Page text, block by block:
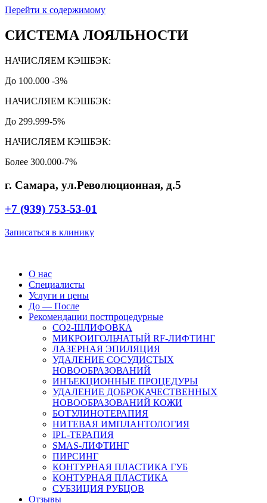
Перейти к содержимому
СИСТЕМА ЛОЯЛЬНОСТИ
НАЧИСЛЯЕМ КЭШБЭК:
До 100.000 -3%
НАЧИСЛЯЕМ КЭШБЭК:
До 299.999-5%
НАЧИСЛЯЕМ КЭШБЭК:
Более 300.000-7%
г. Самара, ул.Революционная, д.5
+7 (939) 753-53-01
Записаться в клинику
О нас
Специалисты
Услуги и цены
До — После
Рекомендации постпроцедурные
СO2-ШЛИФОВКА
МИКРОИГОЛЬЧАТЫЙ RF-ЛИФТИНГ
ЛАЗЕРНАЯ ЭПИЛЯЦИЯ
УДАЛЕНИЕ СОСУДИСТЫХ
НОВООБРАЗОВАНИЙ
ИНЪЕКЦИОННЫЕ ПРОЦЕДУРЫ
УДАЛЕНИЕ ДОБРОКАЧЕСТВЕННЫХ
НОВООБРАЗОВАНИЙ КОЖИ
БОТУЛИНОТЕРАПИЯ
НИТЕВАЯ ИМПЛАНТОЛОГИЯ
IPL-ТЕРАПИЯ
SMAS-ЛИФТИНГ
ПИРСИНГ
КОНТУРНАЯ ПЛАСТИКА ГУБ
КОНТУРНАЯ ПЛАСТИКА
СУБЗИЦИЯ РУБЦОВ
Отзывы